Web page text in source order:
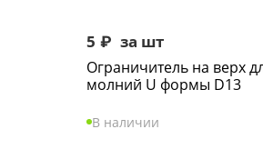
5 ₽ за шт
Ограничитель на верх
молний U формы D13
В наличии